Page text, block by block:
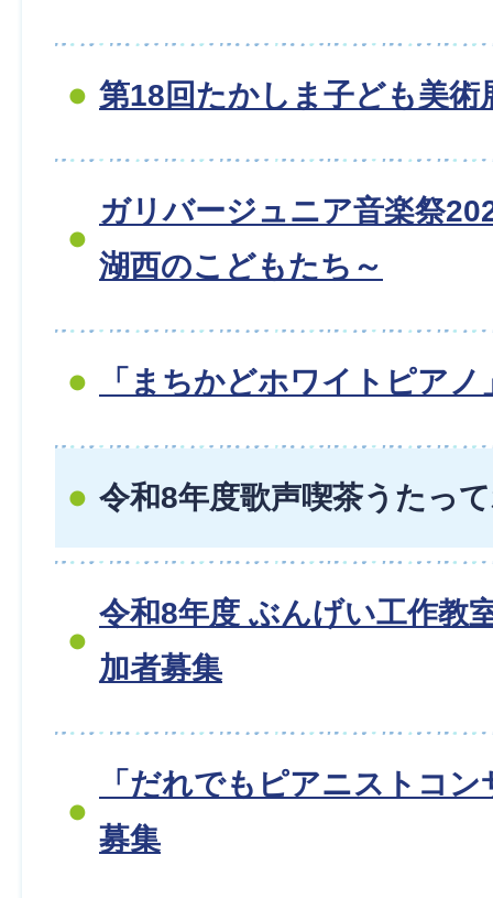
第18回たかしま子ども美術
ガリバージュニア音楽祭
湖西のこどもたち～
「まちかどホワイトピア
令和8年度歌声喫茶うたっ
令和8年度 ぶんげい工作教
加者募集
「だれでもピアニストコ
募集